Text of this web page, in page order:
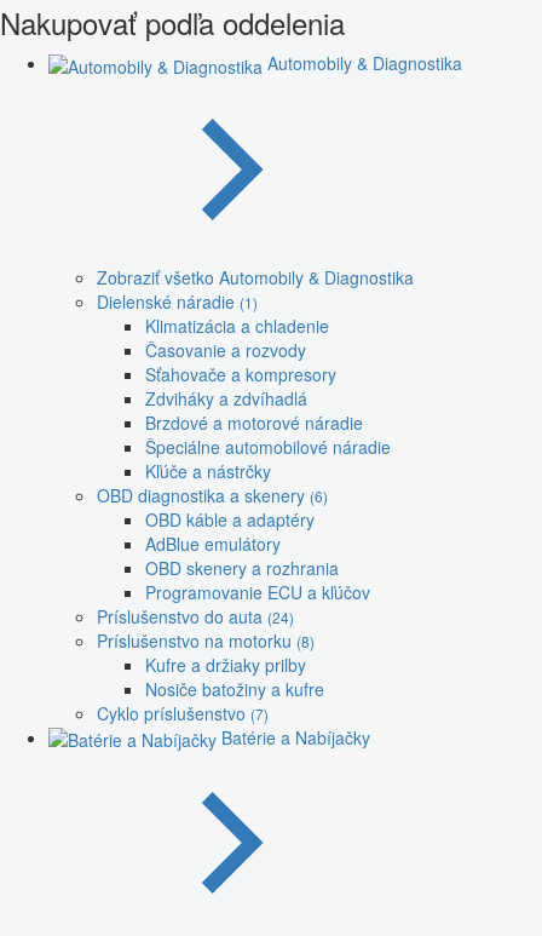
Nakupovať podľa oddelenia
Automobily & Diagnostika
Zobraziť všetko Automobily & Diagnostika
Dielenské náradie (1)
Klimatizácia a chladenie
Časovanie a rozvody
Sťahovače a kompresory
Zdviháky a zdvíhadlá
Brzdové a motorové náradie
Špeciálne automobilové náradie
Kľúče a nástrčky
OBD diagnostika a skenery (6)
OBD káble a adaptéry
AdBlue emulátory
OBD skenery a rozhrania
Programovanie ECU a kľúčov
Príslušenstvo do auta (24)
Príslušenstvo na motorku (8)
Kufre a držiaky prilby
Nosiče batožiny a kufre
Cyklo príslušenstvo (7)
Batérie a Nabíjačky